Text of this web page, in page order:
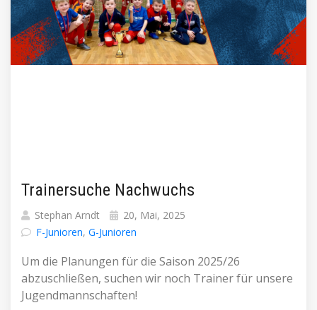
Trainersuche Nachwuchs
Stephan Arndt
20, Mai, 2025
F-Junioren, G-Junioren
Um die Planungen für die Saison 2025/26
abzuschließen, suchen wir noch Trainer für unsere
Jugendmannschaften!